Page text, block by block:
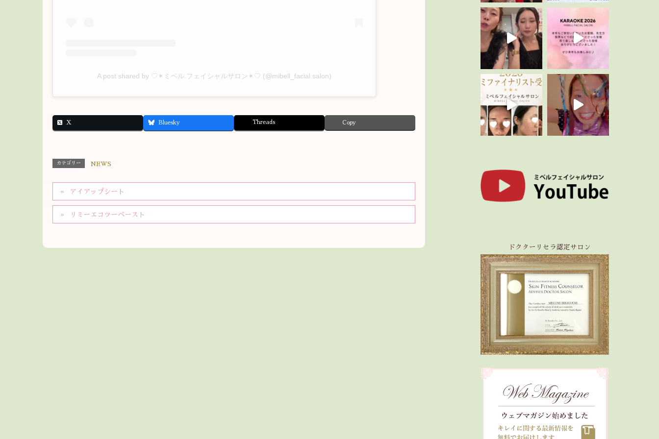
A post shared by ♡✴︎ミベル.フェイシャルサロン✴︎♡ (@mibell_facial.salon)
X Bluesky Threads Copy
カテゴリー NEWS
アイアップシート
リミーエコツーペースト
ドクターリセラ認定サロン